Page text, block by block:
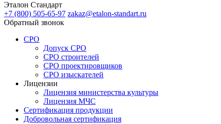
Эталон Стандарт
+7 (800) 505-65-97 zakaz@etalon-standart.ru
Обратный звонок
СРО
Допуск СРО
СРО строителей
СРО проектировщиков
СРО изыскателей
Лицензии
Лицензия министерства культуры
Лицензия МЧС
Сертификация продукции
Добровольная сертификация